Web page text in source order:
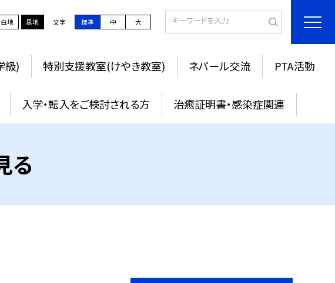
白地 黒地 文字 標準 中 大
級) 特別支援教室(けやき教室) ネパール交流 PTA活動
入学・転入をご検討される方 治癒証明書・感染症関連
る